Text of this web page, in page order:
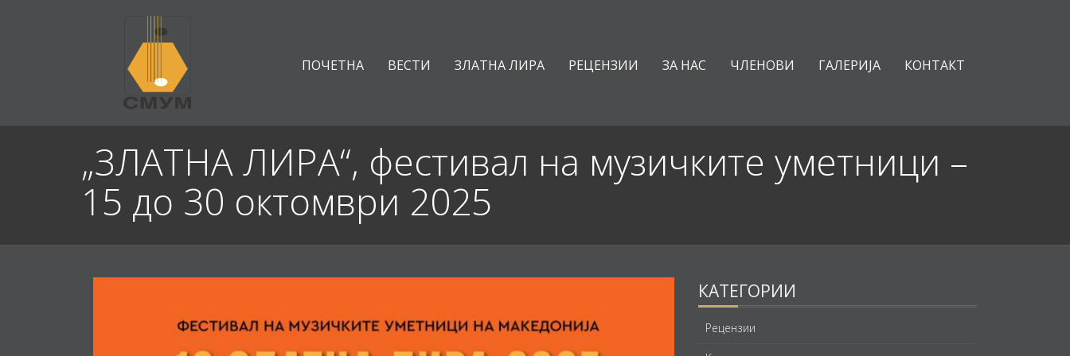
ПОЧЕТНА ВЕСТИ ЗЛАТНА ЛИРА РЕЦЕНЗИИ ЗА НАС ЧЛЕНОВИ ГАЛЕРИЈА КОНТАКТ
„ЗЛАТНА ЛИРА“, фестивал на музичките уметници –
15 до 30 октомври 2025
КАТЕГОРИИ
Рецензии